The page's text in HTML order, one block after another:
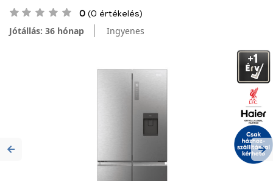
0 (0 értékelés)
Jótállás: 36 hónap Ingyenes
Previous